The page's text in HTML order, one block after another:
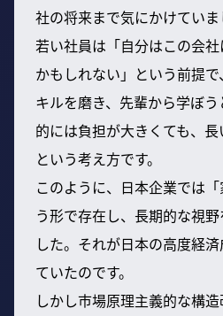
社の将来まで気にかけていま
若い社員は「自分はこの会
かもしれない」という前提
キルを磨き、先輩から学ぼ
的には負担が大きくても、
という考え方です。
このように、日本企業では
う形で存在し、長期的な視
した。それが日本の高度経
ていたのです。
しかし市場原理主義的な構